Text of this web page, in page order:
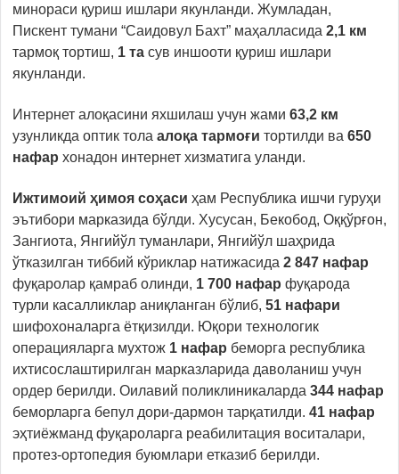
минораси қуриш ишлари якунланди. Жумладан,
Пискент тумани “Саидовул Бахт” маҳалласида 2,1 км
тармоқ тортиш, 1 та сув иншооти қуриш ишлари
якунланди.
Интернет алоқасини яхшилаш учун жами 63,2 км
узунликда оптик тола алоқа тармоғи тортилди ва 650
нафар хонадон интернет хизматига уланди.
Ижтимоий ҳимоя соҳаси ҳам Республика ишчи гуруҳи
эътибори марказида бўлди. Хусусан, Бекобод, Оққўрғон,
Зангиота, Янгийўл туманлари, Янгийўл шаҳрида
ўтказилган тиббий кўриклар натижасида 2 847 нафар
фуқаролар қамраб олинди, 1 700 нафар фуқарода
турли касалликлар аниқланган бўлиб, 51 нафари
шифохоналарга ётқизилди. Юқори технологик
операцияларга мухтож 1 нафар беморга республика
ихтисослаштирилган марказларида даволаниш учун
ордер берилди. Оилавий поликлиникаларда 344 нафар
беморларга бепул дори-дармон тарқатилди. 41 нафар
эҳтиёжманд фуқароларга реабилитация воситалари,
протез-ортопедия буюмлари етказиб берилди.